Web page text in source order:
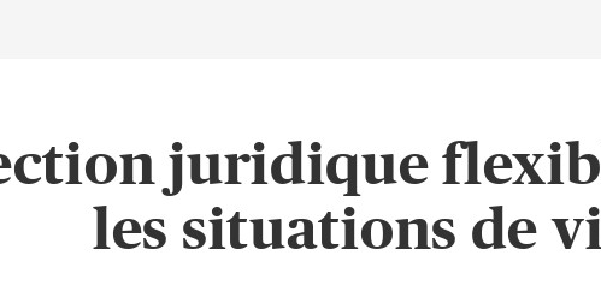
juridique
les situations de